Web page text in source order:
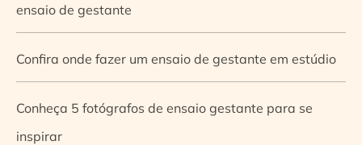
ensaio de gestante
Confira onde fazer um ensaio de gestante em estúdio
Conheça 5 fotógrafos de ensaio gestante para se
inspirar